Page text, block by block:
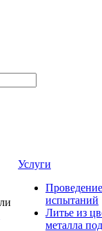
Услуги
Проведение
испытаний
Литье из
металла под